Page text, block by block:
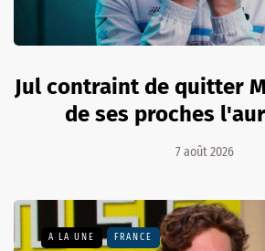
Jul contraint de quitter
de ses proches
7 août 2026
A LA UNE FRANCE